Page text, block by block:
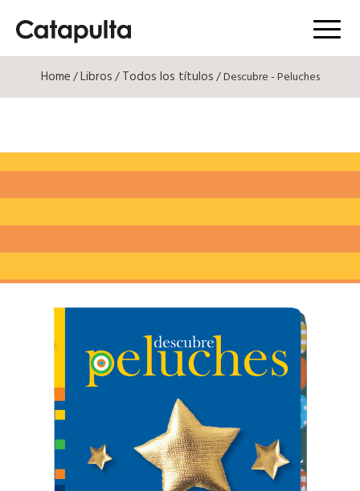
Menú
Home/Libros/Todos los títulos/ Descubre - Peluches